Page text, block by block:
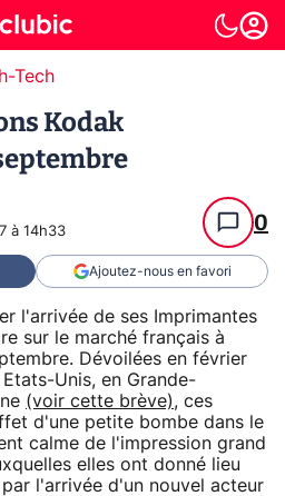
Tech
Kodak
à 14h33 0
Ajoutez-nous en favori
l'arrivée de ses Imprimantes
sur le marché français à
Dévoilées en février
Unis, en Grande-
(voir cette brève), ces
d'une petite bombe dans le
calme de l'impression grand
elles ont donné lieu
l'arrivée d'un nouvel acteur